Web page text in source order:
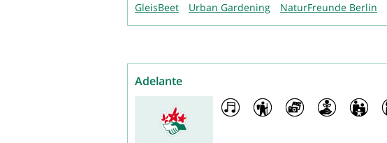
GleisBeet Urban Gardening NaturFreunde Berlin
Adelante